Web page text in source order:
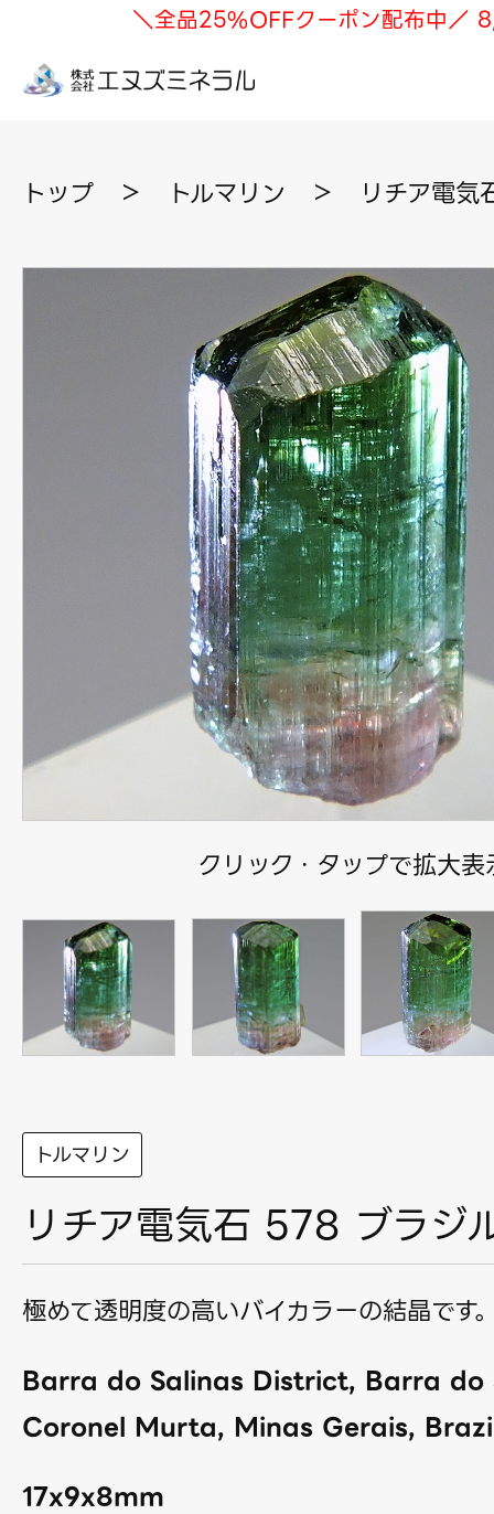
＼全品25%OFFクーポン配布中／
トップ ＞ トルマリン ＞ リチア電
クリック・タップで拡大表
トルマリン
リチア電気石 578 ブラジ
極めて透明度の高いバイカラーの結晶です
Barra do Salinas District, Barra do
Coronel Murta, Minas Gerais,
17x9x8mm